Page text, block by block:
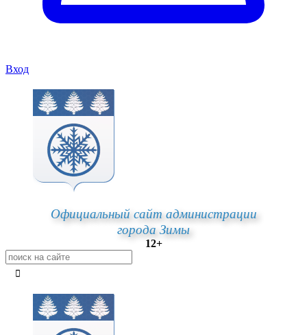
Вход
Официальный сайт администрации
города Зимы
12+